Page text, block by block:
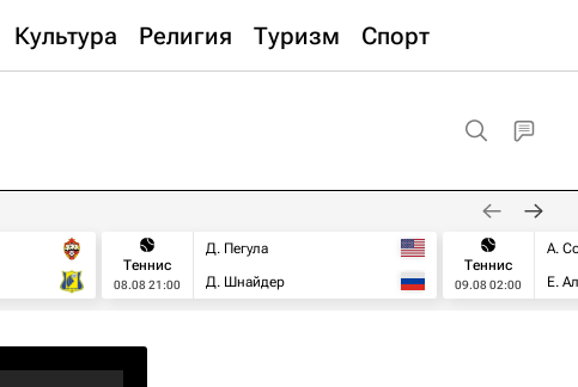
Культура Религия Туризм Спорт
Теннис
08.08 21:00
Д. Пегула
Д. Шнайдер
Теннис
09.08 02:00
А.
Е.